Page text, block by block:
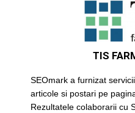
TIS
SEOmark a furnizat
articole si postari pe
Rezultatele colaborarii cu